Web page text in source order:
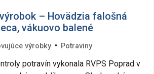
– Hovädzia falošná
vákuovo balené
výrobky • Potraviny
potravín vykonala RVPS Poprad v